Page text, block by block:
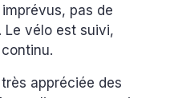
pas de
Le vélo est suivi,
appréciée des